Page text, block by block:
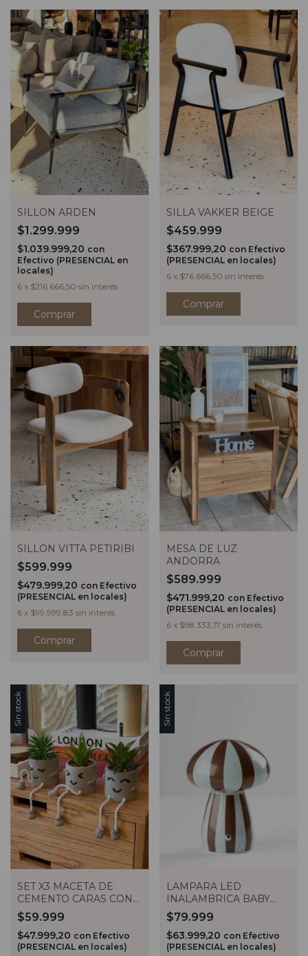
SILLON ARDEN
$1.299.999
$1.039.999,20 con
Efectivo (PRESENCIAL en
locales)
6 x $216.666,50 sin interés
SILLA VAKKER BEIGE
$459.999
$367.999,20 con Efectivo
(PRESENCIAL en locales)
6 x $76.666,50 sin interés
SILLON VITTA PETIRIBI
$599.999
$479.999,20 con Efectivo
(PRESENCIAL en locales)
6 x $99.999,83 sin interés
MESA DE LUZ
ANDORRA
$589.999
$471.999,20 con Efectivo
(PRESENCIAL en locales)
6 x $98.333,17 sin interés
Sin stock
SET X3 MACETA DE
CEMENTO CARAS CON
PLANTA ARTIFICIAL
$59.999
$47.999,20 con Efectivo
(PRESENCIAL en locales)
Sin stock
LAMPARA LED
INALAMBRICA BABY
FUNGI STRIPES
MARRON
$79.999
$63.999,20 con Efectivo
(PRESENCIAL en locales)